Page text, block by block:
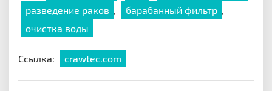
разведение раков , барабанный фильтр ,
очистка воды
Ссылка: crawtec.com